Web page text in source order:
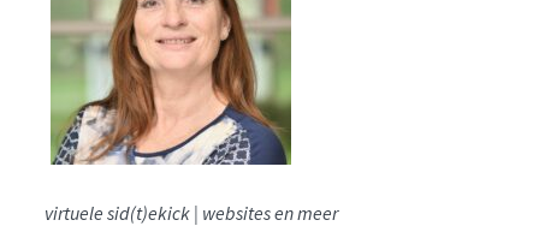
virtuele sid(t)ekick | websites en meer